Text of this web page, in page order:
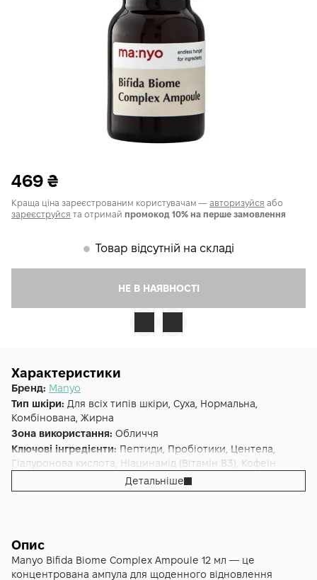
469 ₴
Краща ціна зареєстрованим користувачам — авторизуйся або
зареєструйся та отримай промокод 10% на перше замовлення
𒊹 Товар відсутній на складі
НЕ В НАЯВНОСТІ
Характеристики
Бренд: Manyo
Тип шкіри: Для всіх типів шкіри, Суха, Нормальна,
Комбінована, Жирна
Зона використання: Обличчя
Ключові інгредієнти: Пептиди, Пробіотики, Центела,
Гіалуронова кислота, Ніацинамід (Вітамін B3), Кофеїн
Антивіковий,Від почервоніння
Розгладження,Зволоження
Альтернативна назва:
з лізатами біфідобактерій Manyo Bifida Biome Complex
Ampoule 12 ml
Детальніше
Опис
Manyo Bifida Biome Complex Ampoule 12 мл — це
концентрована ампула для щоденного відновлення